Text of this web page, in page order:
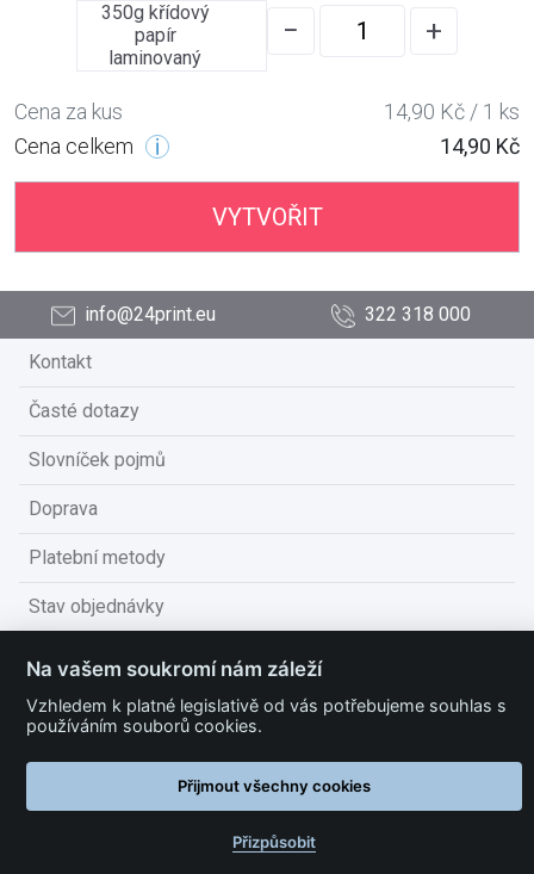
350g křídový
papír
laminovaný
− +
Cena za kus
14,90 Kč / 1 ks
Cena celkem
14,90 Kč
VYTVOŘIT
info@24print.eu 322 318 000
Kontakt
Časté dotazy
Slovníček pojmů
Doprava
Platební metody
Stav objednávky
Obchodní podmínky
Technické podmínky
Na vašem soukromí nám záleží
Vzhledem k platné legislativě od vás potřebujeme souhlas s
používáním souborů cookies.
Přijmout všechny cookies
Přizpůsobit